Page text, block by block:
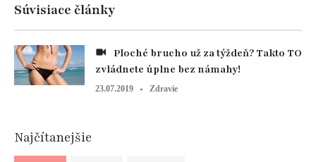
Súvisiace články
zvládnete úplne bez námahy!
23.07.2019 Zdravie
Najčítanejšie